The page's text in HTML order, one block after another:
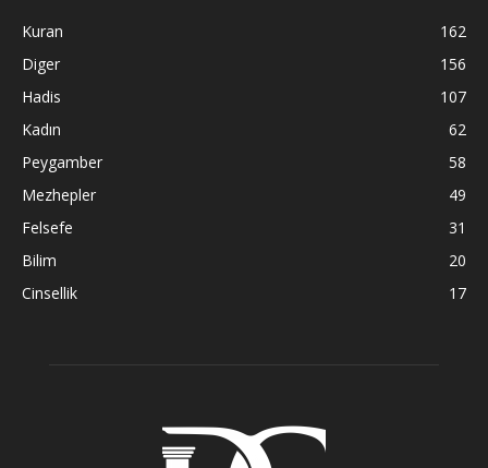
Kuran
162
Diger
156
Hadis
107
Kadın
62
Peygamber
58
Mezhepler
49
Felsefe
31
Bilim
20
Cinsellik
17